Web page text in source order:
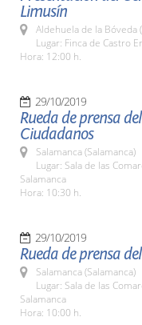
Limusín
Aldehuela de la Bóveda
Lugar: Finca de Castro
Hora: 12:00 h.
29/10/2019
Rueda de prensa
Ciudadanos
Salamanca (Salamanca)
Lugar: Sala de las
Salamanca
Hora: 10:30 h.
29/10/2019
Rueda de prensa
Salamanca (Salamanca)
Lugar: Sala de las
Salamanca
Hora: 10:00 h.